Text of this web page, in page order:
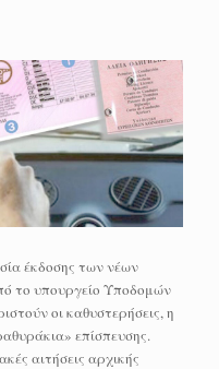
έκδοσης των νέων
το υπουργείο Υποδομών
οι καθυστερήσεις, η
επίσπευσης.
αιτήσεις αρχικής